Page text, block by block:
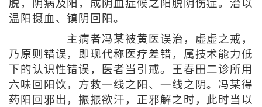
脱，阴病及阳，成阴血症候之阳脱阴伤症。治以
温阳摄血、镇阴回阳。
主病者冯某被黄医误治，虚虚之戒，
乃原则错误，即现代称医疗差错，属技术能力低
下的认识性错误，医者当引戒。王春田二诊所用
六味回阳饮，方救一线之阳、一线之阴。冯某得
药阳回邪出，振振欲汗，正邪解之时，此时当以